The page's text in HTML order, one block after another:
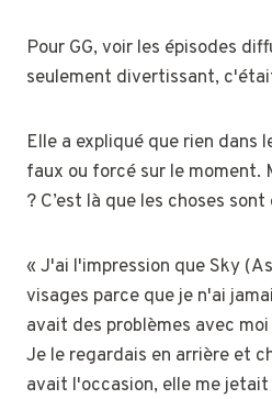
Pour GG, voir les épisodes
seulement divertissant,
Elle a expliqué que rien dans
faux ou forcé sur le moment.
? C’est là que les choses
« J'ai l'impression que Sky
visages parce que je n'ai
avait des problèmes avec
Je le regardais en arrière et
avait l'occasion, elle me jetait